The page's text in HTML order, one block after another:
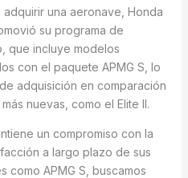
una aeronave, Honda
su programa de
que incluye modelos
con el paquete APMG S, lo
adquisición en comparación
nuevas, como el Elite II.
un compromiso con la
a largo plazo de sus
como APMG S, buscamos